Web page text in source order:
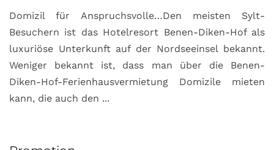
Domizil für Anspruchsvolle…Den meisten Sylt-
Besuchern ist das Hotelresort Benen-Diken-Hof als
luxuriöse Unterkunft auf der Nordseeinsel bekannt.
Weniger bekannt ist, dass man über die Benen-
Diken-Hof-Ferienhausvermietung Domizile mieten
kann, die auch den ...